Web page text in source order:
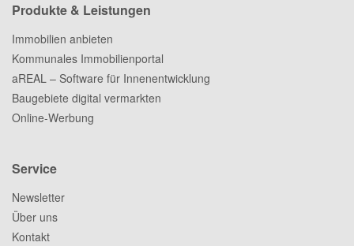
Produkte & Leistungen
Immobilien anbieten
Kommunales Immobilienportal
aREAL – Software für Innenentwicklung
Baugebiete digital vermarkten
Online-Werbung
Service
Newsletter
Über uns
Kontakt